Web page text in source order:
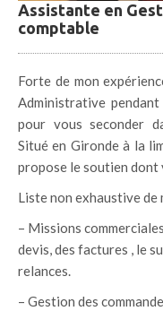
Assistante en
comptable
Forte de mon
Administrative
pour vous seconder
Situé en Gironde à la
propose le soutien dont
Liste non exhaustive de
– Missions
devis, des factures , le
relances.
– Gestion des